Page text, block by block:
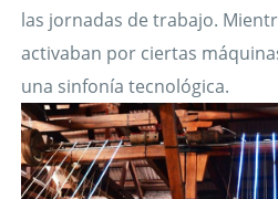
las jornadas de trabajo.
activaban por ciertas
una sinfonía tecnológica.